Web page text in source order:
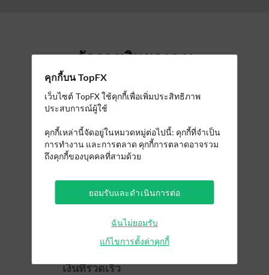
จัดการเงินของคุณ
ได้อย่างง่ายดายและปลอดภัย
วิธีการจ่ายเงินหลากหลายแบบ
เงินที่รวดเร็ว
คุกกี้บน TopFX
เว็บไซต์ TopFX ใช้คุกกี้เพื่อเพิ่มประสิทธิภาพ
ประสบการณ์ผู้ใช้
คุกกี้เหล่านี้จัดอยู่ในหมวดหมู่ต่อไปนี้: คุกกี้ที่จำเป็น
การทำงาน และการตลาด คุกกี้การตลาดอาจรวม
ถึงคุกกี้ของบุคคลที่สามด้วย
ยอมรับและดำเนินการต่อ
ฉันไม่ยอมรับ
แก้ไขการตั้งค่าคุกกี้